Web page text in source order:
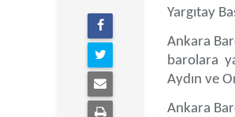
Yargıtay
Ankara
barolara
Aydın ve
Ankara